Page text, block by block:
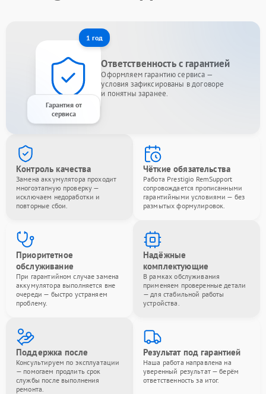
1 год
Гарантия от
сервиса
Ответственность с гарантией
Оформляем гарантию сервиса —
условия зафиксированы в договоре
и понятны заранее.
Контроль качества
Замена аккумулятора проходит
многоэтапную проверку —
исключаем недоработки и
повторные сбои.
Чёткие обязательства
Работа Prestigio RemSupport
сопровождается прописанными
гарантийными условиями — без
размытых формулировок.
Приоритетное
обслуживание
При гарантийном случае замена
аккумулятора выполняется вне
очереди — быстро устраняем
проблему.
Надёжные
комплектующие
В рамках обслуживания
применяем проверенные детали
— для стабильной работы
устройства.
Поддержка после
Консультируем по эксплуатации
— помогаем продлить срок
службы после выполнения
ремонта.
Результат под гарантией
Наша работа направлена на
уверенный результат — берём
ответственность за итог.